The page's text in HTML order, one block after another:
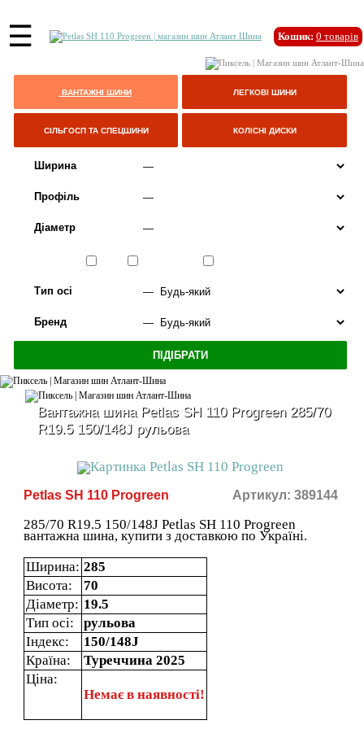
☰ Кошик: 0 товарів
ВАНТАЖНІ ШИНИ ЛЕГКОВІ ШИНИ
СІЛЬГОСП ТА СПЕЦШИНИ КОЛІСНІ ДИСКИ
Ширина
Профіль
Діаметр
Тип осі
Бренд
Вантажна шина Petlas SH 110 Progreen 285/70
R19.5 150/148J рульова
Petlas SH 110 Progreen Артикул: 389144
285/70 R19.5 150/148J Petlas SH 110 Progreen
вантажна шина, купити з доставкою по Україні.
Ширина: 285
Висота:
70
Діаметр: 19.5
Тип осі:
рульова
Індекс:
150/148J
Країна:
Туреччина 2025
Ціна:
Немає в наявності!